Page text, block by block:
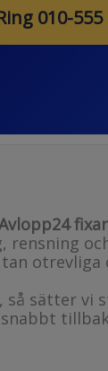
010-555
rensning
otrevliga
, så sätter vi